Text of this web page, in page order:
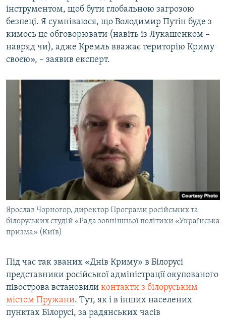
інструментом, щоб бути глобальною загрозою
безпеці. Я сумніваюся, що Володимир Путін буде з
кимось це обговорювати (навіть із Лукашенком –
навряд чи), адже Кремль вважає територію Криму
своєю», – заявив експерт.
Ярослав Чорногор, директор Програми російських та
білоруських студій «Рада зовнішньої політики «Українська
призма» (Київ)
Під час так званих «Днів Криму» в Білорусі
представники російської адміністрації окупованого
півострова встановили контакти з білоруським
містом Пружани. Тут, як і в інших населених
пунктах Білорусі, за радянських часів